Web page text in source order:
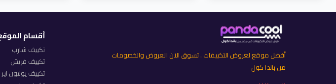
أفضل موقع لعروض التكييفات . تسوق الان العروض والخصومات
من باندا كول
أقسام
تكييف شارب
تكييف فريش
تكييف يونيون اير